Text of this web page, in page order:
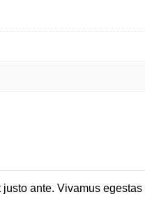
ante. Vivamus egestas